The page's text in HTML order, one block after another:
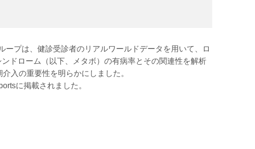
プは、健診受診者のリアルワールドデータを用いて、ロ
ドローム（以下、メタボ）の有病率とその関連性を解析
入の重要性を明らかにしました。
に掲載されました。